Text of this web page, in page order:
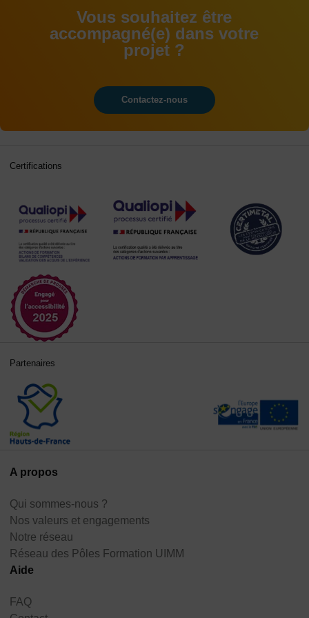
Vous souhaitez être
accompagné(e) dans votre
projet ?
Contactez-nous
A propos
Qui sommes-nous ?
Nos valeurs et engagements
Notre réseau
Réseau des Pôles Formation UIMM
Aide
FAQ
Certifications
Partenaires